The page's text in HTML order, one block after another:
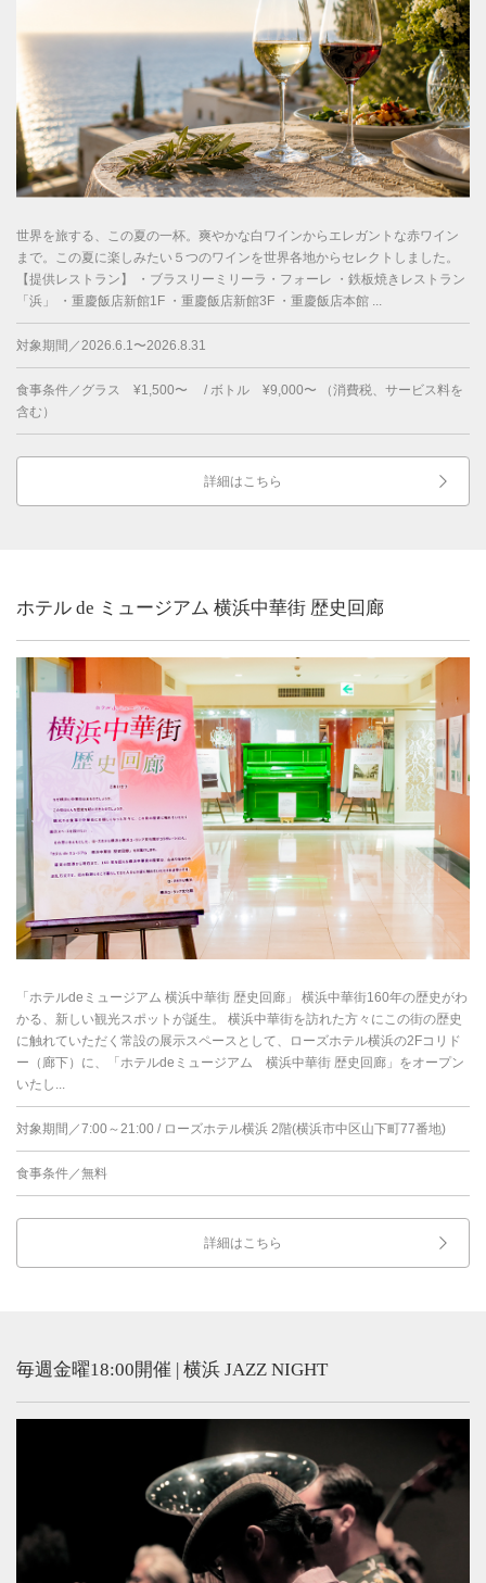
世界を旅する、この夏の一杯。爽やかな白ワインからエレガントな赤ワイン
まで。この夏に楽しみたい５つのワインを世界各地からセレクトしました。
【提供レストラン】 ・ブラスリーミリーラ・フォーレ ・鉄板焼きレストラン
「浜」 ・重慶飯店新館1F ・重慶飯店新館3F ・重慶飯店本館 ...
対象期間／2026.6.1〜2026.8.31
食事条件／グラス ¥1,500〜 / ボトル ¥9,000〜 （消費税、サービス料を
含む）
詳細はこちら
ホテル de ミュージアム 横浜中華街 歴史回廊
「ホテルdeミュージアム 横浜中華街 歴史回廊」 横浜中華街160年の歴史がわ
かる、新しい観光スポットが誕生。 横浜中華街を訪れた方々にこの街の歴史
に触れていただく常設の展示スペースとして、ローズホテル横浜の2Fコリド
ー（廊下）に、「ホテルdeミュージアム 横浜中華街 歴史回廊」をオープン
いたし...
対象期間／7:00～21:00 / ローズホテル横浜 2階(横浜市中区山下町77番地)
食事条件／無料
詳細はこちら
毎週金曜18:00開催 | 横浜 JAZZ NIGHT